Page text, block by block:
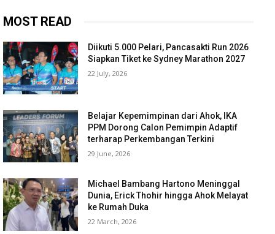
MOST READ
Diikuti 5.000 Pelari, Pancasakti Run 2026
Siapkan Tiket ke Sydney Marathon 2027
22 July, 2026
Belajar Kepemimpinan dari Ahok, IKA
PPM Dorong Calon Pemimpin Adaptif
terharap Perkembangan Terkini
29 June, 2026
Michael Bambang Hartono Meninggal
Dunia, Erick Thohir hingga Ahok Melayat
ke Rumah Duka
22 March, 2026